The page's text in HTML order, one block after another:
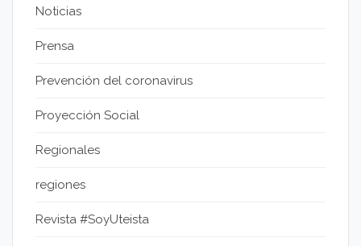
Noticias
Prensa
Prevención del coronavirus
Proyección Social
Regionales
regiones
Revista #SoyUteista